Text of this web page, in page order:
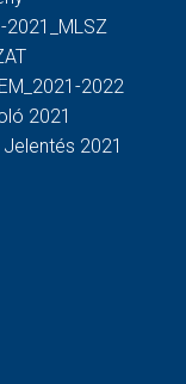
2021_MLSZ
2022
2021
2021